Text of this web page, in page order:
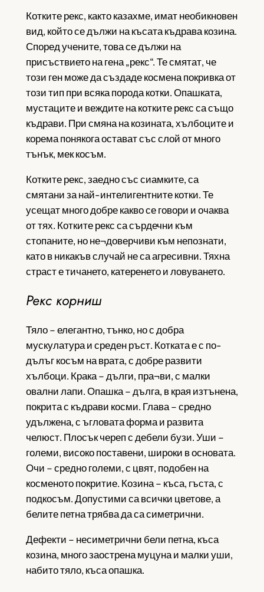
Котките рекс, както казахме, имат необикновен
вид, който се дължи на късата къдрава козина.
Според учените, това се дължи на
присъствието на гена „рекс“. Те смятат, че
този ген може да създаде космена покривка от
този тип при всяка порода котки. Опашката,
мустаците и веждите на котките рекс са също
къдрави. При смяна на козината, хълбоците и
корема понякога остават със слой от много
тънък, мек косъм.
Котките рекс, заедно със сиамките, са
смятани за най-интелигентните котки. Те
усещат много добре какво се говори и очаква
от тях. Котките рекс са сърдечни към
стопаните, но не¬доверчиви към непознати,
като в никакъв случай не са агресивни. Тяхна
страст е тичането, катеренето и ловуването.
Рекс корниш
Тяло – елегантно, тънко, но с добра
мускулатура и среден ръст. Котката е с по-
дълъг косъм на врата, с добре развити
хълбоци. Крака – дълги, пра¬ви, с малки
овални лапи. Опашка – дълга, в края изтънена,
покрита с къдрави косми. Глава – средно
удължена, с ъгловата форма и развита
челюст. Плосък череп с дебели бузи. Уши –
големи, високо поставени, широки в основата.
Очи – средно големи, с цвят, подобен на
косменото покритие. Козина – къса, гъста, с
подкосъм. Допустими са всички цветове, а
белите петна трябва да са симетрични.
Дефекти – несиметрични бели петна, къса
козина, много заострена муцуна и малки уши,
набито тяло, къса опашка.